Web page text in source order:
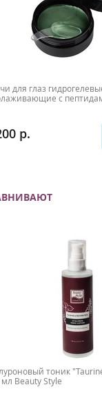
для глаз
с
тоник
мл Beauty Style